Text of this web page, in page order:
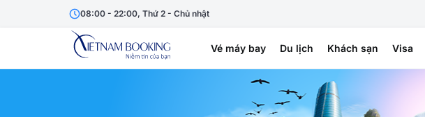
08:00 - 22:00, Thứ 2 - Chủ nhật
Vé máy bay Du lịch Khách sạn Visa